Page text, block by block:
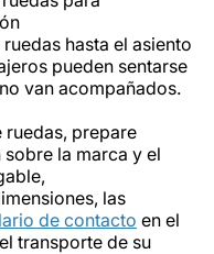
hasta el asiento
pueden sentarse
van acompañados.
ruedas, prepare
la marca y el
las
de contacto en el
transporte de su